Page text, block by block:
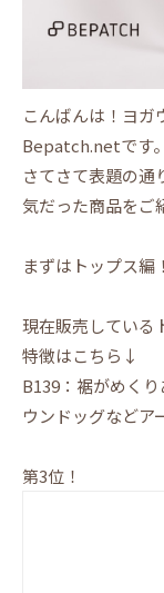
こんばんは！ヨ
Bepatch.netです。
さてさて表題の
気だった商品をご
まずはトップス編！
現在販売している
特徴はこちら↓
B139：裾がめく
ウンドッグなどア
第3位！